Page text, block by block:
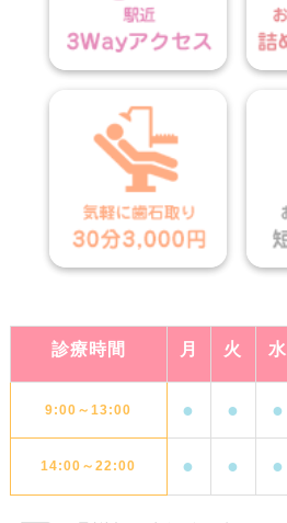
診療時間 月 火 水
9:00～13:00 ● ● ●
14:00～22:00 ● ● ●